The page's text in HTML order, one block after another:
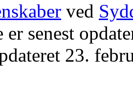
ved
er senest
23.